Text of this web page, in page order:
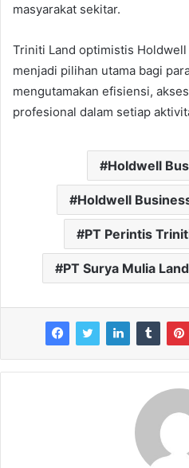
masyarakat sekitar.
Triniti Land optimistis Holdwell
menjadi pilihan utama bagi
mengutamakan efisiensi,
profesional dalam setiap
Holdwell
Holdwell
PT Perintis
PT Surya Mulia Land